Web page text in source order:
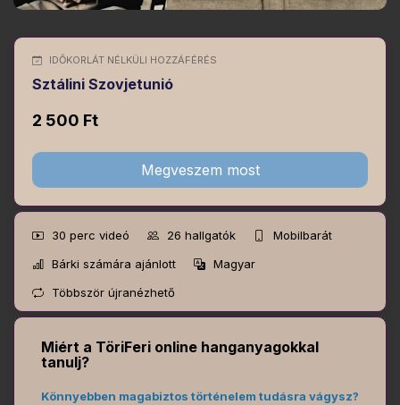
IDŐKORLÁT NÉLKÜLI HOZZÁFÉRÉS
Sztálini Szovjetunió
2 500 Ft
Megveszem most
30 perc videó 26 hallgatók
Mobilbarát
Bárki számára ajánlott
Magyar
Többször újranézhető
Miért a TöriFeri online hanganyagokkal
tanulj?
Könnyebben magabiztos történelem tudásra vágysz?